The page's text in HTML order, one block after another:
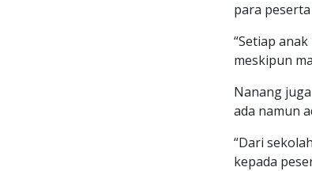
para
“Setiap
meskipun
Nanang
ada namun
“Dari
kepada